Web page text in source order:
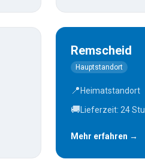
Remscheid
Hauptstandort
📍 Heimatstandort
🚚 Lieferzeit: 24
Mehr erfahren →